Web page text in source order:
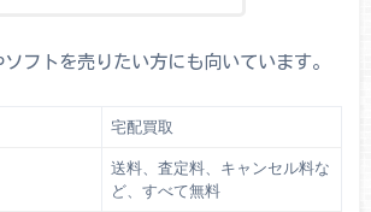
フトを売りたい方にも向いています。
宅配買取
送料、査定料、キャンセル料な
ど、すべて無料